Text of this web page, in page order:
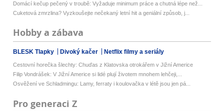
Domácí kečup pečený v troubě: Vyžaduje minimum práce a chutná lépe než...
Cuketová zmrzlina? Vyzkoušejte nečekaný letní hit a geniální způsob, j...
Hobby a zábava
BLESK Tlapky Divoký kačer Netflix filmy a seriály
Cestovní horečka šlechty: Chuďas z Klatovska otrokářem v Jižní Americe
Filip Vondrášek: V Jižní Americe si lidé plují životem mnohem lehčeji,...
Osvěžení ve Schladmingu: Lamy, ferraty i koulovačka v létě jsou jen pá...
Pro generaci Z